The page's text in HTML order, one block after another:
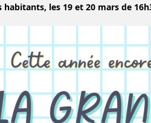
habitants, les 19 et 20 mars de